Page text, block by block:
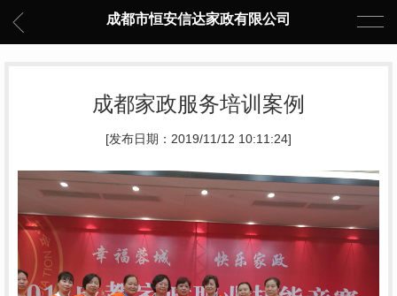
成都市恒安信达家政有限公司
成都家政服务培训案例
[发布日期：2019/11/12 10:11:24]